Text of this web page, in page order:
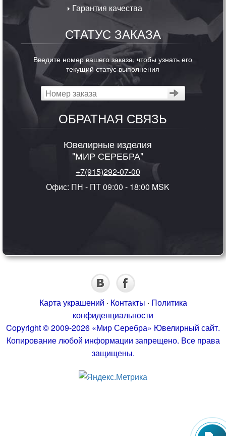
Гарантия качества
СТАТУС ЗАКАЗА
Введите номер вашего заказа, чтобы узнать его
текущий статус выполнения
ОБРАТНАЯ СВЯЗЬ
Ювелирные изделия
"МИР СЕРЕБРА"
+7(915)292-07-00
Офис: ПН - ПТ 09:00 - 18:00 MSK
Карта украшений · Контакты · Политика
конфиденциальности
Copyright © 2009-2026 «Мир Серебра» Ювелирный сайт.
Копирование любой информации запрещено. Все права
защищены.